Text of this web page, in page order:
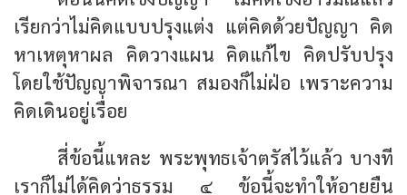
เรียกว่าไม่คิดแบบปรุงแต่ง แต่คิดด้วยปัญญา คิด
หาเหตุหาผล คิดวางแผน คิดแก้ไข คิดปรับปรุง
โดยใช้ปัญญาพิจารณา สมองก็ไม่ฝ่อ เพราะความ
คิดเดินอยู่เรื่อย
สี่ข้อนี้แหละ พระพุทธเจ้าตรัสไว้แล้ว บางที
เราก็ไม่ได้คิดว่าธรรม ๔ ข้อนี้จะทำให้อายุยืน